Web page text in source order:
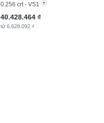
0.256 crt - VS1
40.428.464 ₫
từ 6.628.092 ₫